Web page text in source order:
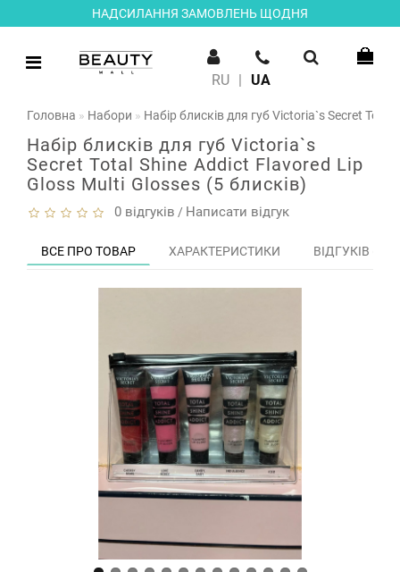
НАДСИЛАННЯ ЗАМОВЛЕНЬ ЩОДНЯ
RU | UA
Головна Набори Набір блисків для губ Victoria`s Secret
Набір блисків для губ Victoria`s
Secret Total Shine Addict Flavored Lip
Gloss Multi Glosses (5 блисків)
0 відгуків / Написати відгук
ВСЕ ПРО ТОВАР ХАРАКТЕРИСТИКИ ВІДГУКІВ (0)